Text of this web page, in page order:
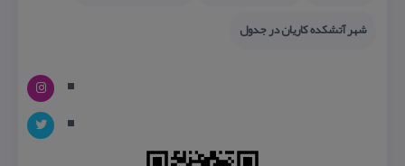
شهر آتشكده كاریان در جدول